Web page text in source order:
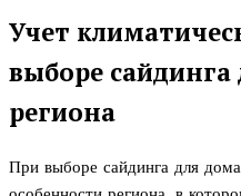
Учет
выборе сайдинга
региона
При выборе сайдинга для